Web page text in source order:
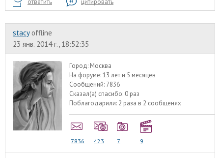
ответить цитировать
stacy offline
23 янв. 2014 г., 18:52:35
Город: Москва
На форуме:13 лет и 5 месяцев
Сообщений: 7836
Сказал(а) спасибо: 0 раз
Поблагодарили: 2 раза в 2 сообщенях
7836 423 7 9